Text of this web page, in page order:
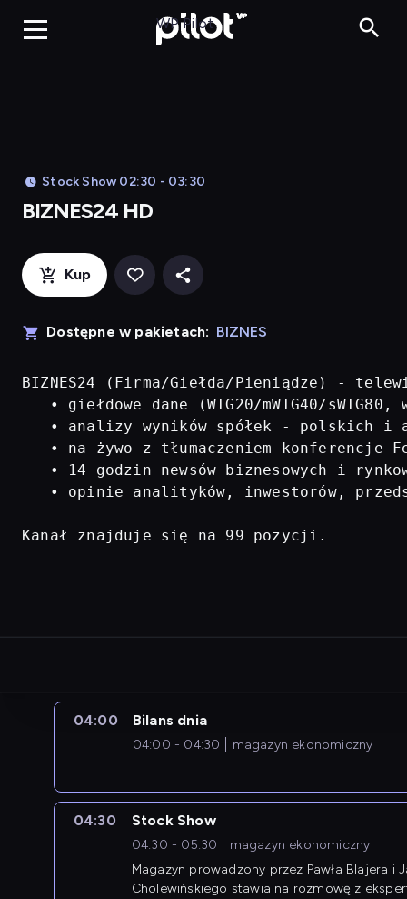
WP Pilot
Stock Show 02:30 - 03:30
BIZNES24 HD
Kup
Dostępne w pakietach: BIZNES
BIZNES24 (Firma/Giełda/Pieniądze) -
• giełdowe dane (WIG20/mWIG40/
• analizy wyników spółek - polskich i
• na żywo z tłumaczeniem konferencje
• 14 godzin newsów biznesowych i
• opinie analityków, inwestorów,
Kanał znajduje się na 99 pozycji.
04:00 Bilans dnia
04:00 - 04:30 magazyn ekonomiczny
04:30 Stock Show
04:30 - 05:30
magazyn ekonomiczny
Magazyn prowadzony przez Pawła Blajera i
Cholewińskiego stawia na rozmowę z